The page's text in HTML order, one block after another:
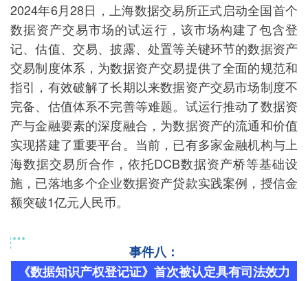
2024年6月28日，上海数据交易所正式启动全国首个
数据资产交易市场的试运行，该市场构建了包含登
记、估值、交易、披露、处置等关键环节的数据资产
交易制度体系，为数据资产交易提供了全面的规范和
指引，有效破解了长期以来数据资产交易市场制度不
完备、估值体系不完善等难题。试运行推动了数据资
产与金融要素的深度融合，为数据资产的流通和价值
实现搭建了重要平台。当前，已有多家金融机构与上
海数据交易所合作，依托DCB数据资产桥等基础设
施，已落地多个企业数据资产贷款实践案例，授信金
额突破1亿元人民币。
事件八：
《数据知识产权登记证》首次被认定具有司法效力